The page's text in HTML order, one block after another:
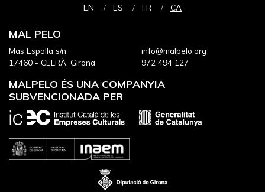
EN ES FR CA
MAL PELO
Mas Espolla s/n
17460 - CELRÀ, Girona
info@malpelo.org
972 494 127
MALPELO ÉS UNA COMPANYIA
SUBVENCIONADA PER